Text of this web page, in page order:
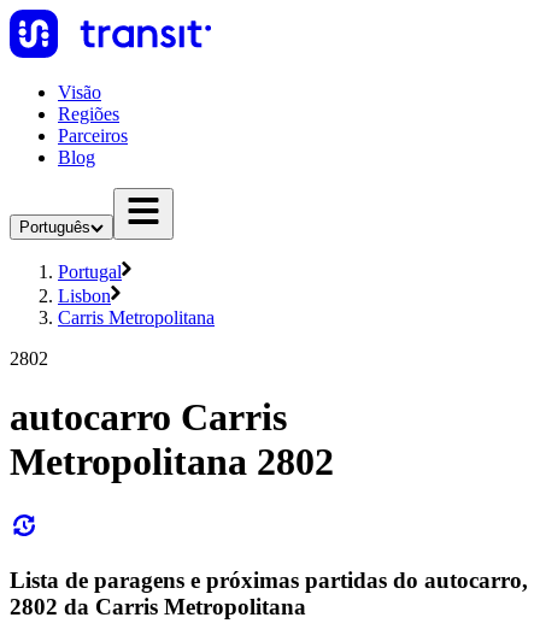
Visão
Regiões
Parceiros
Blog
Português
Portugal
Lisbon
Carris Metropolitana
2802
autocarro Carris
Metropolitana 2802
Lista de paragens e próximas partidas do autocarro,
2802 da Carris Metropolitana